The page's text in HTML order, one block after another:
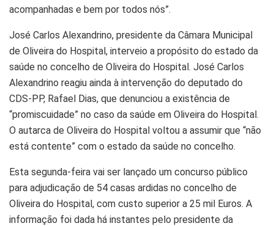
acompanhadas e bem por todos nós”.
José Carlos Alexandrino, presidente da Câmara Municipal
de Oliveira do Hospital, interveio a propósito do estado da
saúde no concelho de Oliveira do Hospital. José Carlos
Alexandrino reagiu ainda à intervenção do deputado do
CDS-PP, Rafael Dias, que denunciou a existência de
“promiscuidade” no caso da saúde em Oliveira do Hospital.
O autarca de Oliveira do Hospital voltou a assumir que “não
está contente” com o estado da saúde no concelho.
Esta segunda-feira vai ser lançado um concurso público
para adjudicação de 54 casas ardidas no concelho de
Oliveira do Hospital, com custo superior a 25 mil Euros. A
informação foi dada há instantes pelo presidente da